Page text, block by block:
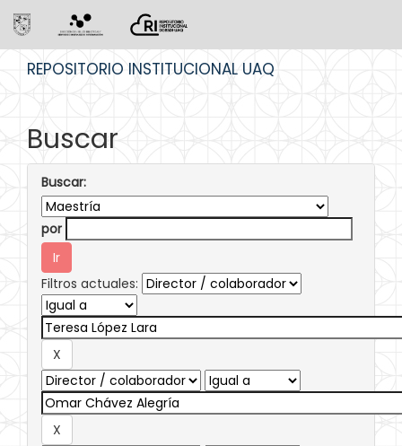
REPOSITORIO INSTITUCIONAL UAQ
Buscar
Buscar:
por
Filtros actuales: